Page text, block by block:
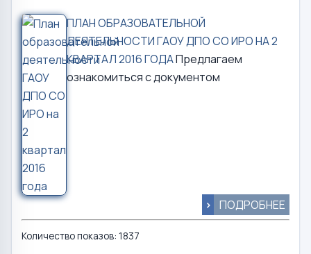
ПЛАН ОБРАЗОВАТЕЛЬНОЙ
ДЕЯТЕЛЬНОСТИ ГАОУ ДПО СО ИРО НА 2
КВАРТАЛ 2016 ГОДАПредлагаем
ознакомиться с документом
> ПОДРОБНЕЕ
Количество показов: 1837